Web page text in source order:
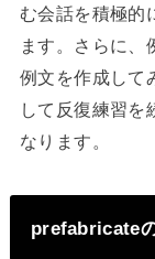
む会話を積極的
ます。さらに、
例文を作成して
して反復練習を
なります。
prefabricate